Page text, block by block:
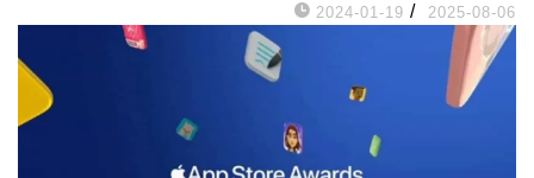
2024-01-19 / 2025-08-06